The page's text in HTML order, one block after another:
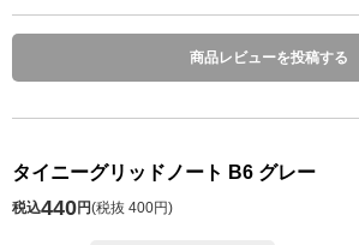
商品レビューを投稿する
タイニーグリッドノート B6 グレー
税込440円(税抜 400円)